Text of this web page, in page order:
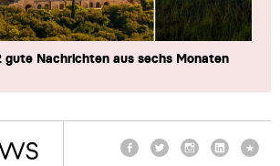
gute Nachrichten aus sechs Monaten